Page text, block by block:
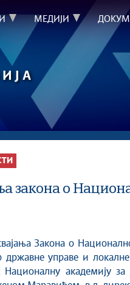
МЕДИЈИ
закона о
државне управе и локалне
академију за